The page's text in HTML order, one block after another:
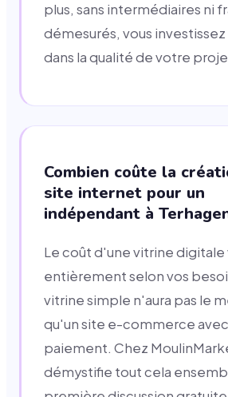
plus, sans intermédiaires ni
démesurés, vous
dans la qualité de votre
Combien coûte la
site internet pour un
indépendant à
Le coût d'une vitrine digitale
entièrement selon vos
vitrine simple n'aura pas le
qu'un site e-commerce
paiement. Chez
démystifie tout cela